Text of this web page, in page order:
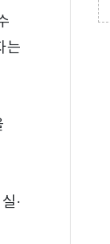
는
·